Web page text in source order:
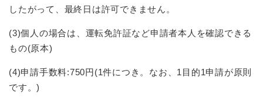
したがって、最終日は許可できません。
(3)個人の場合は、運転免許証など申請者本人を確認できる
もの(原本)
(4)申請手数料:750円(1件につき。なお、1目的1申請が原則
です。)